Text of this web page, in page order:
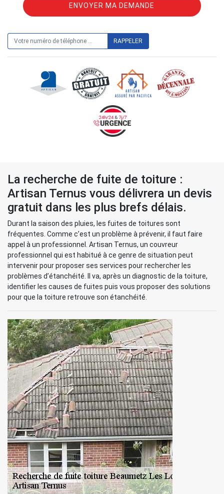
La recherche de fuite de toiture :
Artisan Ternus vous délivrera un devis
gratuit dans les plus brefs délais.
Durant la saison des pluies, les fuites de toitures sont
fréquentes. Comme c’est un problème à prévenir, il faut faire
appel à un professionnel. Artisan Ternus, un couvreur
professionnel qui est habitué à ce genre de situation peut
intervenir pour proposer ses services pour rechercher les
problèmes d’étanchéité. Il va, après un diagnostic de la toiture,
identifier les causes de fuites puis vous proposer des solutions
pour que la toiture retrouve son étanchéité.